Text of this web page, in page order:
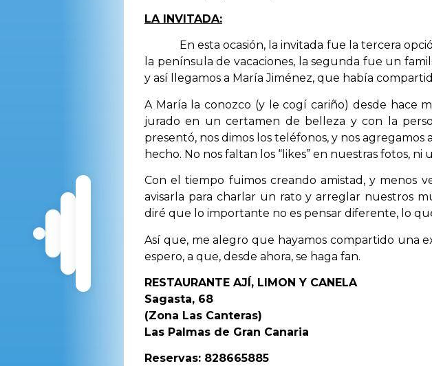
LA INVITADA:
En esta ocasión, la invitada fue la tercera
la península de vacaciones, la segunda fue un
y así llegamos a María Jiménez, que había
A María la conozco (y le cogí cariño) desde hace
jurado en un certamen de belleza y con la
presentó, nos dimos los teléfonos, y nos agregamos
hecho. No nos faltan los “likes” en nuestras fotos,
Con el tiempo fuimos creando amistad, y menos
avisarla para charlar un rato y arreglar nuestros
diré que lo importante no es pensar diferente, lo
Así que, me alegro que hayamos compartido una
espero, a que, desde ahora, se haga fan.
RESTAURANTE AJÍ, LIMON Y CANELA
Sagasta, 68
(Zona Las Canteras)
Las Palmas de Gran Canaria
Reservas: 828665885